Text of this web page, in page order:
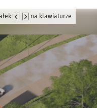
na klawiaturze